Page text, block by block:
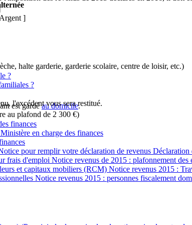
halte garderie, garderie scolaire, centre de loisir, etc.)
est gardéau domicile.
au plafond de 2 300 €)
l'excédent vous sera restitué.
]
?
?
finances
en charge des finances
pour remplir votre déclaration de revenus
frais d'emploi Notice revenus de 2015 : plafonnement
et capitaux mobiliers (RCM) Notice revenus 2015 :
Notice revenus 2015 : personnes fiscalement